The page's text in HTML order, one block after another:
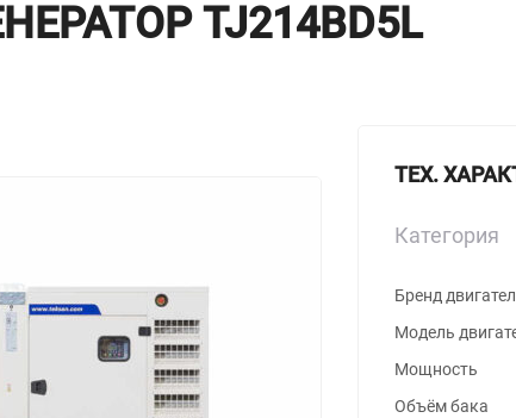
TJ214BD5L
ТЕХ.
Категория
Бренд
Модель
Мощность
Объём бака